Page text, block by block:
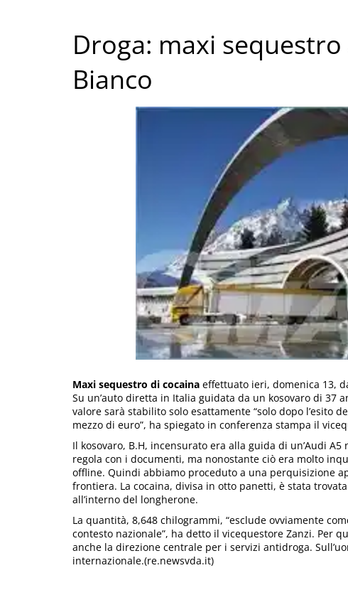
Droga: maxi
Bianco
Maxi sequestro di cocaina effettuato ieri, domenica 13,
Su un’auto diretta in Italia guidata da un kosovaro di 37
valore sarà stabilito solo esattamente “solo dopo l’esito
mezzo di euro”, ha spiegato in conferenza stampa il
Il kosovaro, B.H, incensurato era alla guida di un’Audi
regola con i documenti, ma nonostante ciò era molto
offline. Quindi abbiamo proceduto a una perquisizione
frontiera. La cocaina, divisa in otto panetti, è stata
all’interno del longherone.
La quantità, 8,648 chilogrammi, “esclude ovviamente
contesto nazionale”, ha detto il vicequestore Zanzi. Per
anche la direzione centrale per i servizi antidroga.
internazionale.(re.newsvda.it)